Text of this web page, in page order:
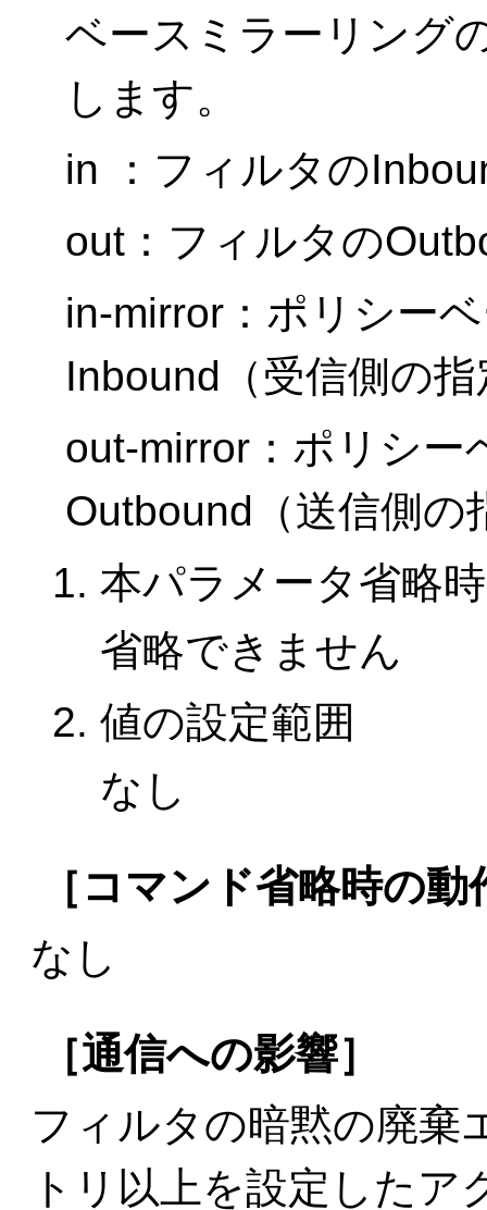
ベースミラーリング
します。
in ：フィルタの
out：フィルタの
in-mirror：ポリシー
Inbound（受信側の指
out-mirror：ポリシー
Outbound（送信側の
本パラメータ省略
省略できません
値の設定範囲
なし
［コマンド省略時の動
なし
［通信への影響］
フィルタの暗黙の廃棄
トリ以上を設定した